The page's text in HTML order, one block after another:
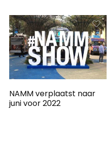
NAMM verplaatst naar
juni voor 2022